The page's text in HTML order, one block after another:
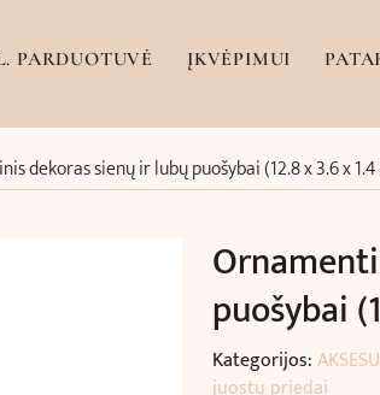
PARDUOTUVĖ ĮKVĖPIMUI
dekoras sienų ir lubų puošybai (12.8 x 3.6 x
puošybai
Kategorijos:
juostų priedai